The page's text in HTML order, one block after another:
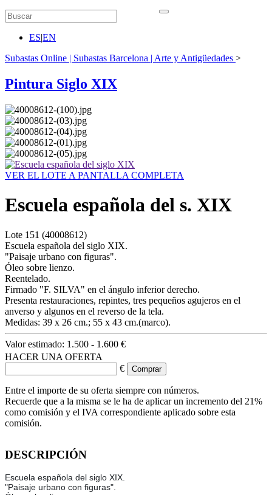
ES|EN
Subastas Online | Subastas Barcelona | Arte y Antigüedades >
Pintura Siglo XIX
VER EL LOTE A PANTALLA COMPLETA
Escuela española del s. XIX
Lote 151 (40008612)
Escuela española del siglo XIX.
"Paisaje urbano con figuras".
Óleo sobre lienzo.
Reentelado.
Firmado "F. SILVA" en el ángulo inferior derecho.
Presenta restauraciones, repintes, tres pequeños agujeros en el
anverso y algunos en el reverso de la tela.
Medidas: 39 x 26 cm.; 55 x 43 cm.(marco).
Valor estimado: 1.500 - 1.600 €
HACER UNA OFERTA
€
Entre el importe de su oferta siempre con números.
Recuerde que a la misma se le ha de aplicar un incremento del 21%
como comisión y el IVA correspondiente aplicado sobre esta
comisión.
DESCRIPCIÓN
Escuela española del siglo XIX.
"Paisaje urbano con figuras".